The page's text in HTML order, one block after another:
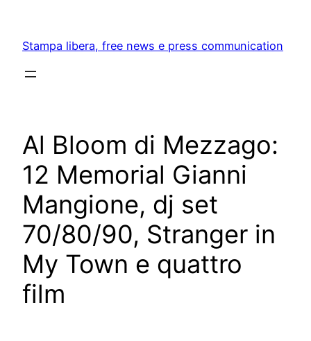
content
Stampa libera, free news e press communication
Al Bloom di Mezzago:
12 Memorial Gianni
Mangione, dj set
70/80/90, Stranger in
My Town e quattro
film